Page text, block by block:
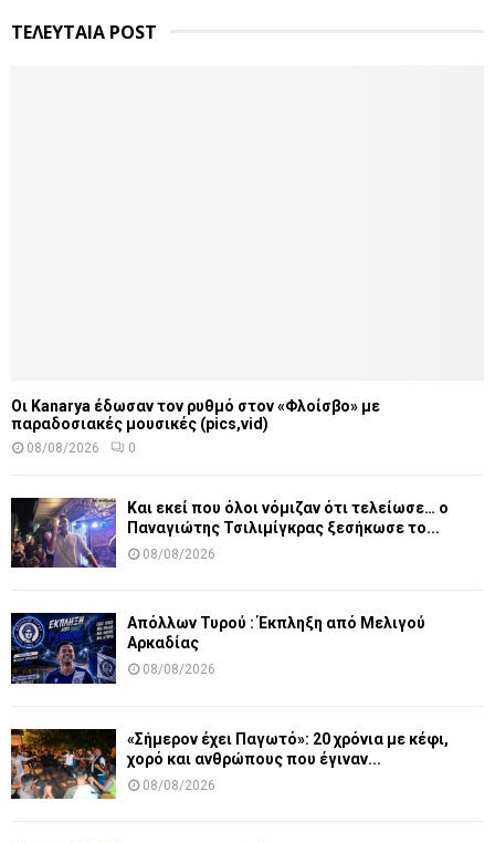
ΤΕΛΕΥΤΑΙΑ POST
Οι Kanarya έδωσαν τον ρυθμό στον «Φλοίσβο» με
παραδοσιακές μουσικές (pics,vid)
08/08/2026 0
Και εκεί που όλοι νόμιζαν ότι τελείωσε… ο
Παναγιώτης Τσιλιμίγκρας ξεσήκωσε το...
08/08/2026
Απόλλων Τυρού : Έκπληξη από Μελιγού
Αρκαδίας
08/08/2026
«Σήμερον έχει Παγωτό»: 20 χρόνια με κέφι,
χορό και ανθρώπους που έγιναν...
08/08/2026